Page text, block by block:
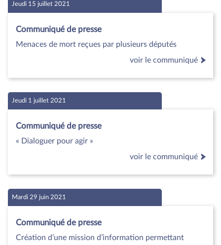
Jeudi 15 juillet 2021
Communiqué de presse
Menaces de mort reçues par plusieurs députés
voir le communiqué
Jeudi 1 juillet 2021
Communiqué de presse
« Dialoguer pour agir »
voir le communiqué
Mardi 29 juin 2021
Communiqué de presse
Création d’une mission d’information permettant